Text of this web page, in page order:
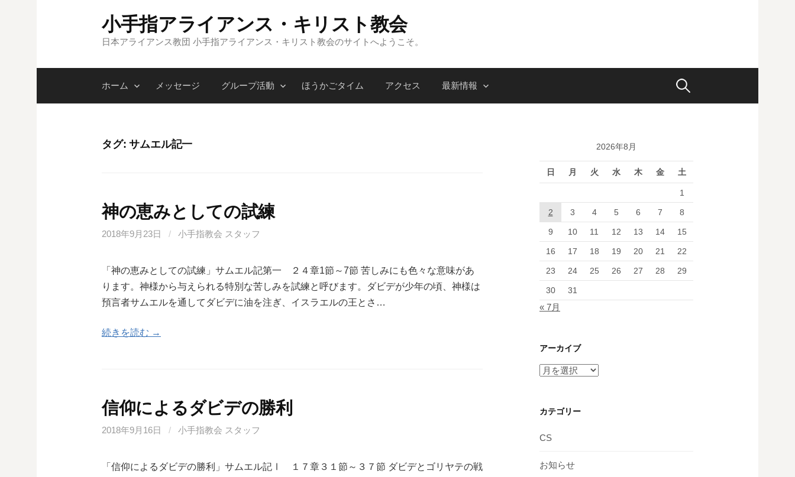
ツ
ス
小手指アライアンス・キリスト教会
日本アライアンス教団 小手指アライアンス・キリスト教会のサイトへようこそ。
ホーム メッセージ グループ活動 ほうかごタイム アクセス 最新情報 検
タグ:サムエル記一
神の恵みとしての試練
2018年9月23日 / 小手指教会 スタッフ
「神の恵みとしての試練」サムエル記第一 ２４章1節～7節 苦しみにも色々な意味があ
ります。神様から与えられる特別な苦しみを試練と呼びます。ダビデが少年の頃、神様は
預言者サムエルを通してダビデに油を注ぎ、イスラエルの王とさ…
続きを読む →
信仰によるダビデの勝利
2018年9月16日 / 小手指教会 スタッフ
「信仰によるダビデの勝利」サムエル記Ⅰ １７章３１節～３７節 ダビデとゴリヤテの戦
2026年8月
日 月 火 水 木 金 土
1
2 3 4 5 6 7 8
9 10 11 12 13 14 15
16 17 18 19 20 21 22
23 24 25 26 27 28 29
30 31
« 7月
アーカイブ
ア
イ
カテゴリー
CS
お知らせ